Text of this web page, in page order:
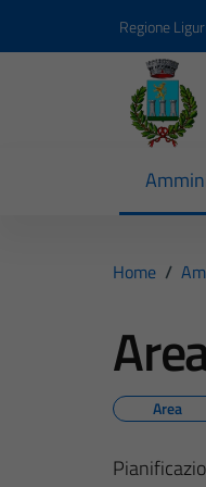
Regione
Home /
Area